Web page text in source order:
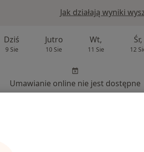
Jak działają wyniki
Dziś
9 Sie
Jutro
10 Sie
Wt,
11 Sie
Śr,
12
Umawianie online nie jest dostępne